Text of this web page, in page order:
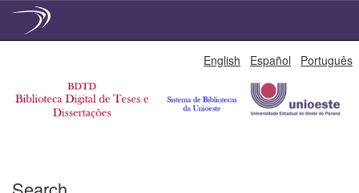
English Español Português